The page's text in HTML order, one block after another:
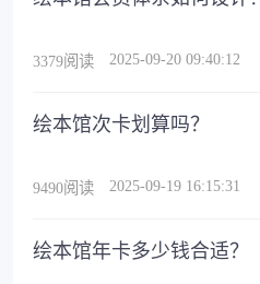
3379阅读 2025-09-20 09:40:12
绘本馆次卡划算吗？
9490阅读 2025-09-19 16:15:31
绘本馆年卡多少钱合适？